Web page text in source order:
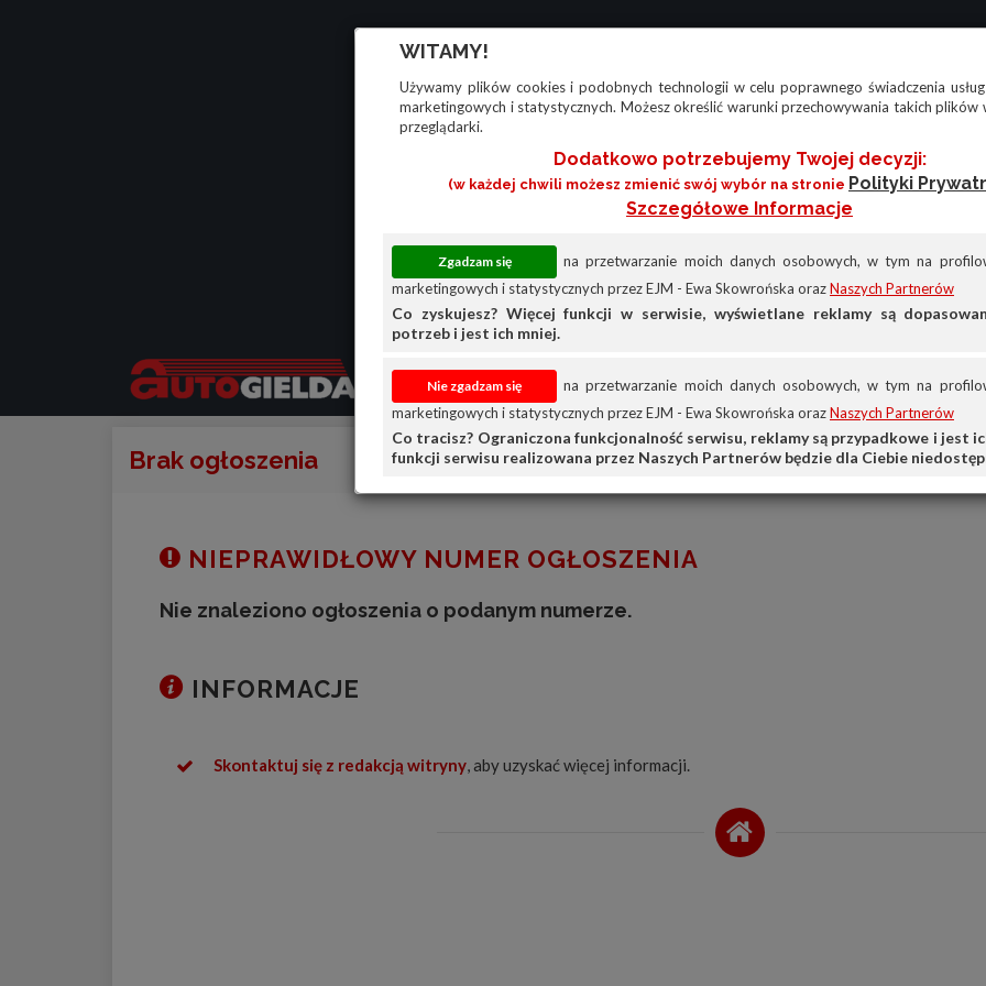
WITAMY!
Używamy plików cookies i podobnych technologii w celu poprawnego świadczenia
marketingowych i statystycznych. Możesz określić warunki przechowywania takich plików
przeglądarki.
Dodatkowo potrzebujemy Twojej decyzji:
(w każdej chwili możesz zmienić swój wybór na stronie Polityki
Szczegółowe Informacje
na przetwarzanie moich danych osobowych, w tym na
marketingowych i statystycznych przez EJM - Ewa Skowrońska orazNaszych Partnerów
Co zyskujesz? Więcej funkcji w serwisie, wyświetlane reklamy są
potrzeb i jest ich mniej.
na przetwarzanie moich danych osobowych, w tym na
marketingowych i statystycznych przez EJM - Ewa Skowrońska orazNaszych Partnerów
Co tracisz? Ograniczona funkcjonalność serwisu, reklamy są przypadkowe i jest
funkcji serwisu realizowana przez Naszych Partnerów będzie dla Ciebie
Brak ogłoszenia
NIEPRAWIDŁOWY NUMER OGŁOSZENIA
Nie znaleziono ogłoszenia o podanym numerze.
INFORMACJE
Skontaktuj się z redakcją witryny, aby uzyskać więcej informacji.